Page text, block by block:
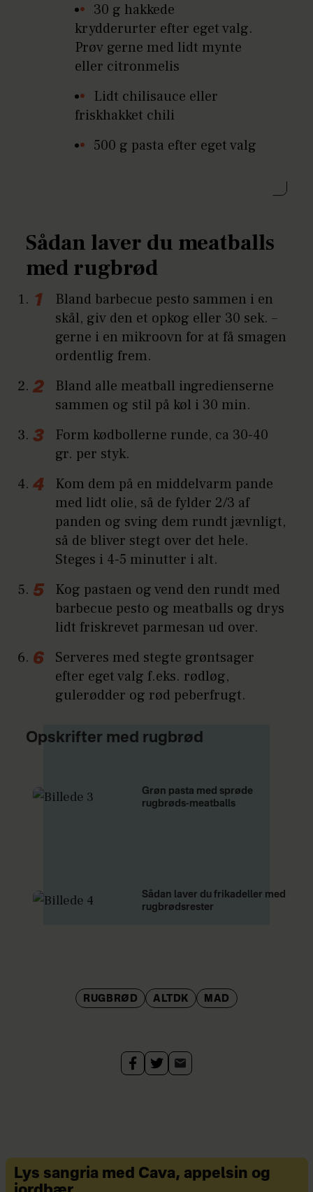
30 g hakkede
krydderurter efter eget valg.
Prøv gerne med lidt mynte
eller citronmelis
Lidt chilisauce eller
friskhakket chili
500 g pasta efter eget valg
Sådan laver du meatballs
med rugbrød
Bland barbecue pesto sammen i en
skål, giv den et opkog eller 30 sek. –
gerne i en mikroovn for at få smagen
ordentlig frem.
Bland alle meatball ingredienserne
sammen og stil på køl i 30 min.
Form kødbollerne runde, ca 30-40
gr. per styk.
Kom dem på en middelvarm pande
med lidt olie, så de fylder 2/3 af
panden og sving dem rundt jævnligt,
så de bliver stegt over det hele.
Steges i 4-5 minutter i alt.
Kog pastaen og vend den rundt med
barbecue pesto og meatballs og drys
lidt friskrevet parmesan ud over.
Serveres med stegte grøntsager
efter eget valg f.eks. rødløg,
gulerødder og rød peberfrugt.
Opskrifter med rugbrød
Grøn pasta med sprøde
rugbrøds-meatballs
Sådan laver du frikadeller med
rugbrødsrester
RUGBRØD ALTDK MAD
Lys sangria med Cava, appelsin og